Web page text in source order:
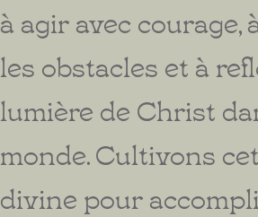
à agir avec
les obstacles et à
lumière de Christ
monde. Cultivons
divine pour